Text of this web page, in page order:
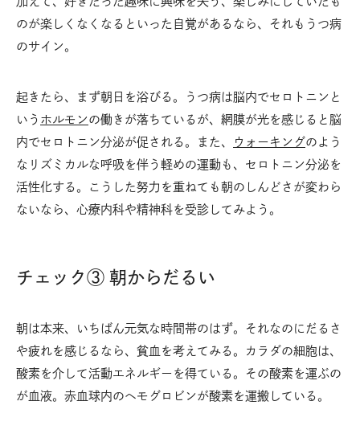
のが楽しくなくなるといった自覚があるなら、それもうつ病
のサイン。
起きたら、まず朝日を浴びる。うつ病は脳内でセロトニンと
いう ホルモンの働きが落ちているが、網膜が光を感じると脳
内でセロトニン分泌が促される。また、
ウォーキングのよう
なリズミカルな呼吸を伴う軽めの運動も、セロトニン分泌を
活性化する。こうした努力を重ねても朝のしんどさが変わら
ないなら、心療内科や精神科を受診してみよう。
チェック③ 朝からだるい
朝は本来、いちばん元気な時間帯のはず。それなのにだるさ
や疲れを感じるなら、貧血を考えてみる。カラダの細胞は、
酸素を介して活動エネルギーを得ている。その酸素を運ぶの
が血液。赤血球内のヘモグロビンが酸素を運搬している。